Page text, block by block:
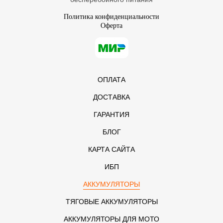
Политика конфиденциальности
Оферта
ОПЛАТА
ДОСТАВКА
ГАРАНТИЯ
БЛОГ
КАРТА САЙТА
ИБП
АККУМУЛЯТОРЫ
ТЯГОВЫЕ АККУМУЛЯТОРЫ
АККУМУЛЯТОРЫ ДЛЯ МОТО